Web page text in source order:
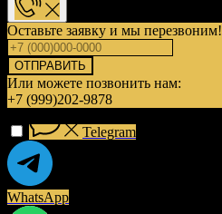
Оставьте заявку и мы перезвоним!
ОТПРАВИТЬ
Или можете позвонить нам:
+7 (999)202-9878
Telegram
WhatsApp